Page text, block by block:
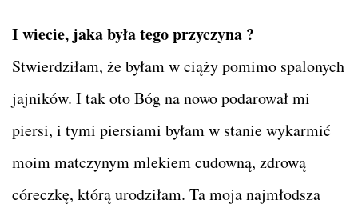
I wiecie, jaka była tego przyczyna ?
Stwierdziłam, że byłam w ciąży pomimo spalonych
jajników. I tak oto Bóg na nowo podarował mi
piersi, i tymi piersiami byłam w stanie wykarmić
moim matczynym mlekiem cudowną, zdrową
córeczkę, którą urodziłam. Ta moja najmłodsza